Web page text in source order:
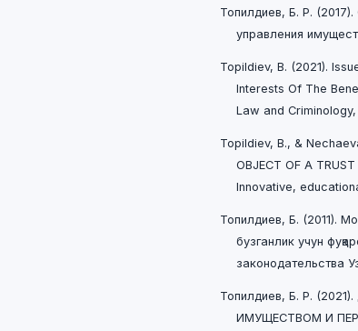
Топилдиев, Б. Р.
управления
Topildiev, B. (2021).
Interests Of The
Law and Criminology,
Topildiev, B., &
OBJECT OF A
Innovative,
Топилдиев, Б. (2011).
бузганлик учун
законодательства
Топилдиев, Б. Р.
ИМУЩЕСТВОМ И